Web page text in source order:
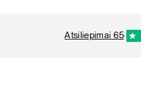
atsiliepimai 65·